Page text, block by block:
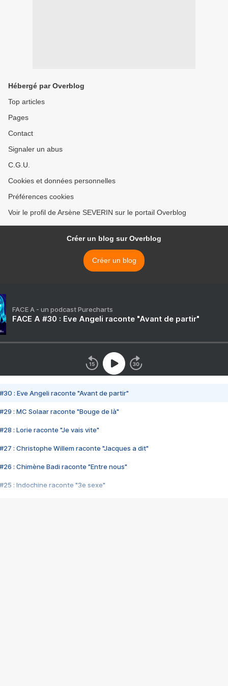
Hébergé par Overblog
Top articles
Pages
Contact
Signaler un abus
C.G.U.
Cookies et données personnelles
Préférences cookies
Voir le profil de Arsène SEVERIN sur le portail Overblog
Créer un blog sur Overblog
Créer un blog
FACE A - un podcast Purecharts
FACE A #30 : Eve Angeli raconte "Avant de partir"
#30 : Eve Angeli raconte "Avant de partir"
#29 : MC Solaar raconte "Bouge de là"
#28 : Lorie raconte "Je vais vite"
#27 : Christophe Willem raconte "Jacques a dit"
#26 : Chimène Badi raconte "Entre nous"
#25 : Indochine raconte "3e sexe"